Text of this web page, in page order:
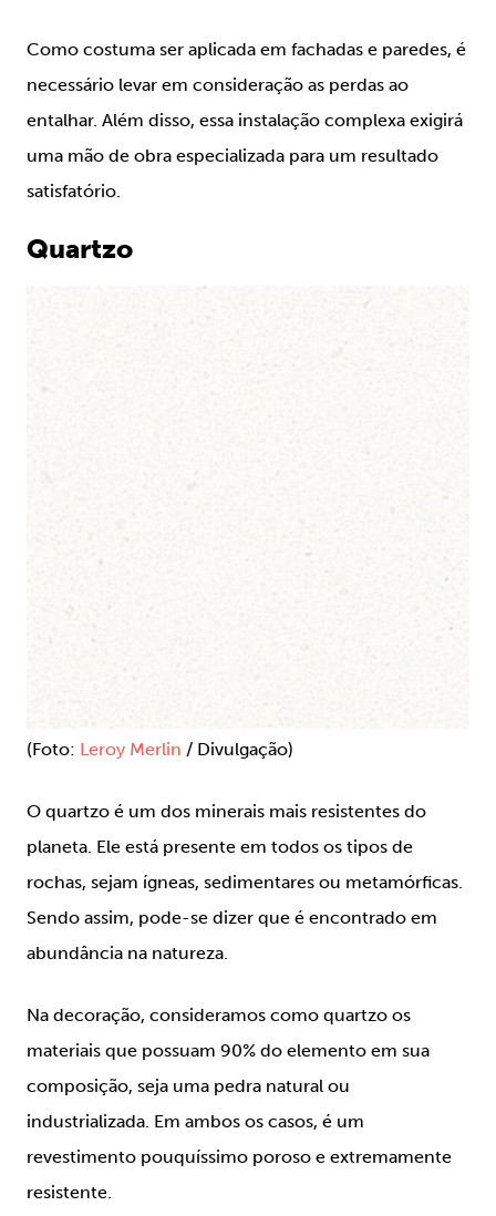
Como costuma ser aplicada em fachadas e paredes, é
necessário levar em consideração as perdas ao
entalhar. Além disso, essa instalação complexa exigirá
uma mão de obra especializada para um resultado
satisfatório.
Quartzo
(Foto: Leroy Merlin / Divulgação)
O quartzo é um dos minerais mais resistentes do
planeta. Ele está presente em todos os tipos de
rochas, sejam ígneas, sedimentares ou metamórficas.
Sendo assim, pode-se dizer que é encontrado em
abundância na natureza.
Na decoração, consideramos como quartzo os
materiais que possuam 90% do elemento em sua
composição, seja uma pedra natural ou
industrializada. Em ambos os casos, é um
revestimento pouquíssimo poroso e extremamente
resistente.